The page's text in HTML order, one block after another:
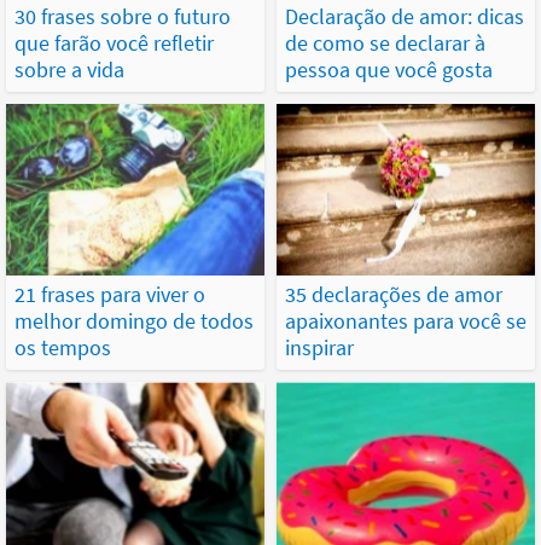
30 frases sobre o futuro
que farão você refletir
sobre a vida
Declaração de amor: dicas
de como se declarar à
pessoa que você gosta
21 frases para viver o
melhor domingo de todos
os tempos
35 declarações de amor
apaixonantes para você se
inspirar